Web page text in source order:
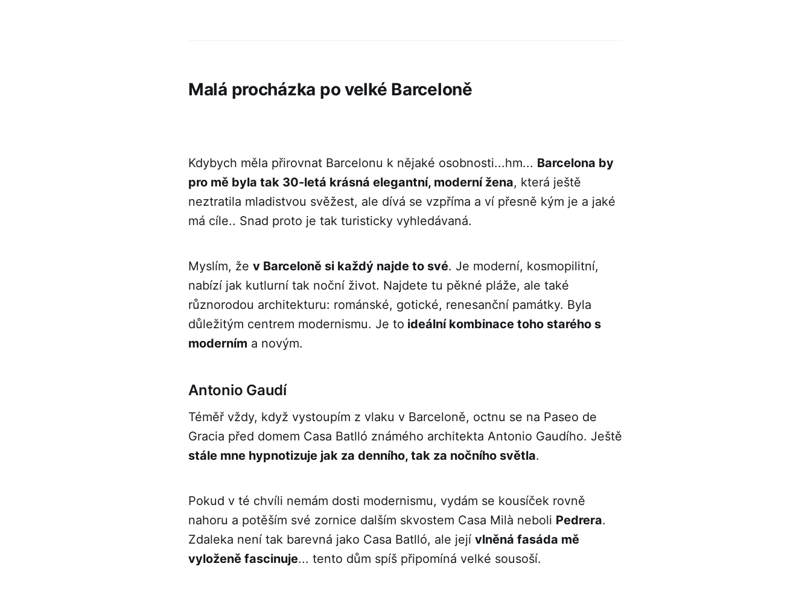
Malá procházka po velké Barceloně
Kdybych měla přirovnat Barcelonu k nějaké osobnosti...hm... Barcelona by
pro mě byla tak 30-letá krásná elegantní, moderní žena, která ještě
neztratila mladistvou svěžest, ale dívá se vzpříma a ví přesně kým je a jaké
má cíle.. Snad proto je tak turisticky vyhledávaná.
Myslím, že v Barceloně si každý najde to své. Je moderní, kosmopilitní,
nabízí jak kutlurní tak noční život. Najdete tu pěkné pláže, ale také
různorodou architekturu: románské, gotické, renesanční památky. Byla
důležitým centrem modernismu. Je to ideální kombinace toho starého s
moderním a novým.
Antonio Gaudí
Téměř vždy, když vystoupím z vlaku v Barceloně, octnu se na Paseo de
Gracia před domem Casa Batlló známého architekta Antonio Gaudího. Ještě
stále mne hypnotizuje jak za denního, tak za nočního světla.
Pokud v té chvíli nemám dosti modernismu, vydám se kousíček rovně
nahoru a potěším své zornice dalším skvostem Casa Milà neboli Pedrera.
Zdaleka není tak barevná jako Casa Batlló, ale její vlněná fasáda mě
vyloženě fascinuje... tento dům spíš připomíná velké sousoší.